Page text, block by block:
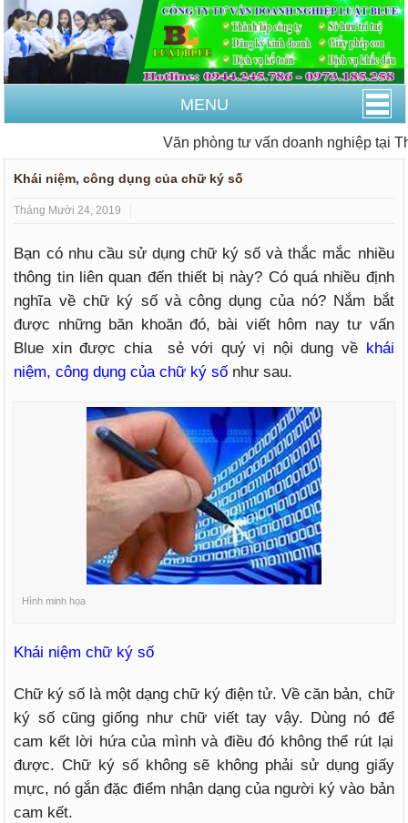
MENU
Văn phòng tư vấn doanh nghiệp tại
Khái niệm, công dụng của chữ ký số
Tháng Mười 24, 2019
Bạn có nhu cầu sử dụng chữ ký số và thắc mắc nhiều
thông tin liên quan đến thiết bị này? Có quá nhiều định
nghĩa về chữ ký số và công dụng của nó? Nắm bắt
được những băn khoăn đó, bài viết hôm nay tư vấn
Blue xin được chia sẻ với quý vị nội dung về khái
niệm, công dụng của chữ ký số như sau.
Hình minh họa
Khái niệm chữ ký số
Chữ ký số là một dạng chữ ký điện tử. Về căn bản, chữ
ký số cũng giống như chữ viết tay vậy. Dùng nó để
cam kết lời hứa của mình và điều đó không thể rút lại
được. Chữ ký số không sẽ không phải sử dụng giấy
mực, nó gắn đặc điểm nhận dạng của người ký vào bản
cam kết.